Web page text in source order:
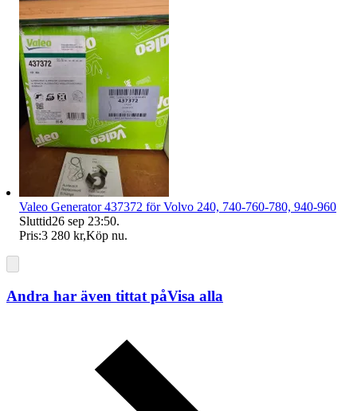
Valeo Generator 437372 för Volvo 240, 740-760-780, 940-960
Sluttid26 sep 23:50.
Pris:3 280 kr,Köp nu.
Andra har även tittat påVisa alla